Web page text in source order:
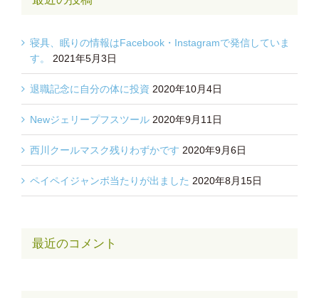
寝具、眠りの情報はFacebook・Instagramで発信していま
す。
2021年5月3日
退職記念に自分の体に投資 2020年10月4日
Newジェリープフスツール 2020年9月11日
西川クールマスク残りわずかです 2020年9月6日
ペイペイジャンボ当たりが出ました 2020年8月15日
最近のコメント